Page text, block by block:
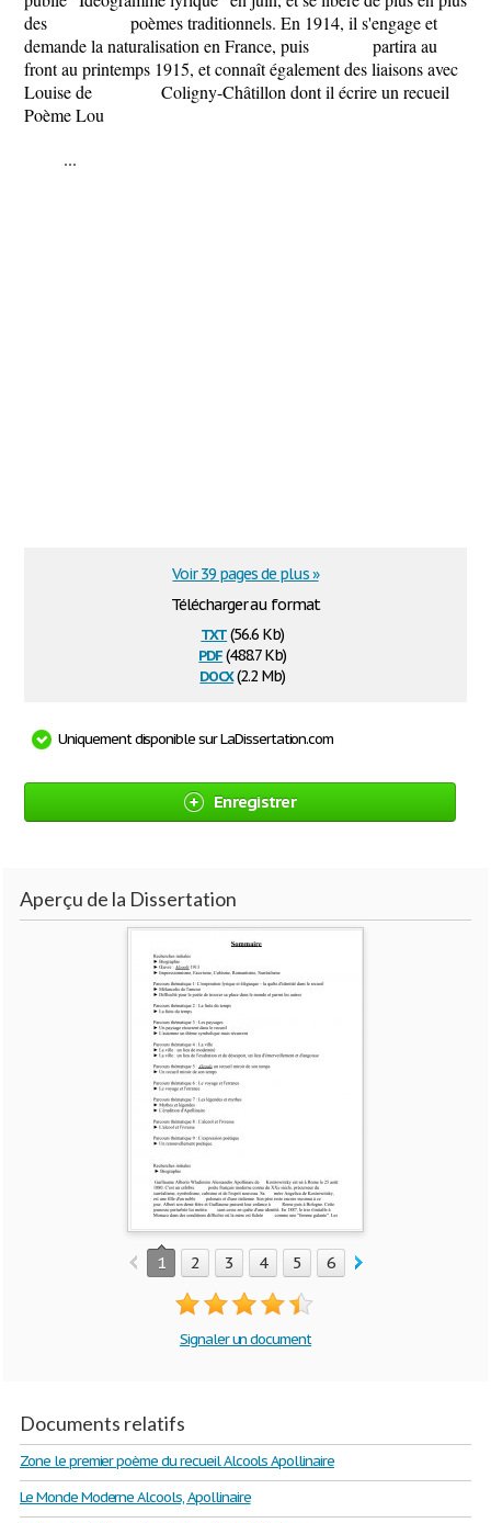
des poèmes traditionnels. En 1914, il s'engage et
demande la naturalisation en France, puis partira au
front au printemps 1915, et connaît également des liaisons avec
Louise de Coligny-Châtillon dont il écrire un recueil ​
Poème Lou
...
Télécharger au format
txt(56.6 Kb)
pdf(488.7 Kb)
docx(2.2 Mb)
Voir 39 pages de plus »
Uniquement disponible sur LaDissertation.com
Enregistrer
Aperçu de la Dissertation
1 2 3 4 5 6 7
Signaler un document
Documents relatifs
Zone le premier poème du recueil Alcools Apollinaire
Le Monde Moderne Alcools, Apollinaire